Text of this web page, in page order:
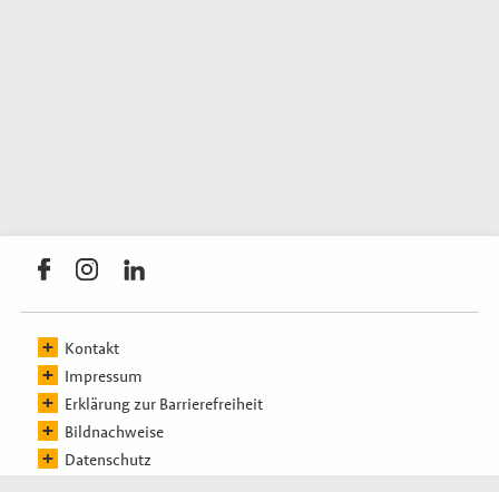
Link öffnet sich in einem externen Fenster
Link öffnet sich in einem externen Fenster
Link öffnet sich in einem externen Fenster
Navigation überspringen
Kontakt
Impressum
Erklärung zur Barrierefreiheit
Bildnachweise
Datenschutz